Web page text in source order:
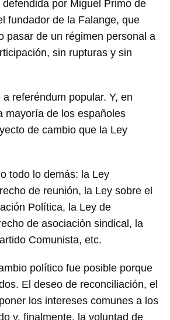
por Miguel Primo de
fundador de la Falange, que
pasar de un régimen personal a
sin rupturas y sin
referéndum popular. Y, en
mayoría de los españoles
de cambio que la Ley
todo lo demás: la Ley
de reunión, la Ley sobre el
Política, la Ley de
de asociación sindical, la
Comunista, etc.
político fue posible porque
El deseo de reconciliación, el
los intereses comunes a los
y, finalmente, la voluntad de